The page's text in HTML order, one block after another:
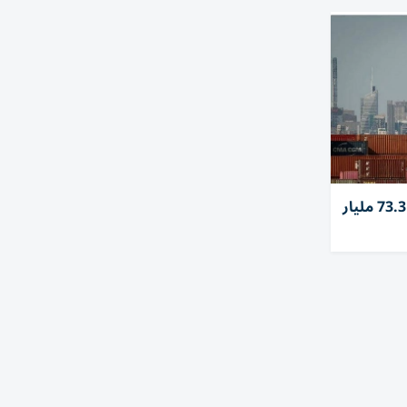
تقلص العجز التجاري الأمريكي 73.3 مليار